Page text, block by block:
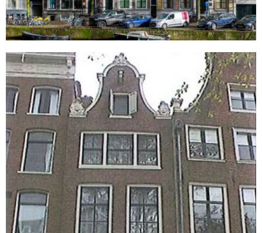
Keizersgracht 404
Amsterdam
Verankeren van al het metselwerk met
Thorhelical wapening en Helibond mortel
Het verwijderen van de houten balken op de
gevel d.m.v. inzagen met recipro zaag